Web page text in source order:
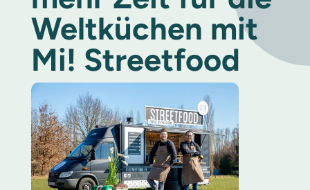
Weltküchen mit
Mi! Streetfood